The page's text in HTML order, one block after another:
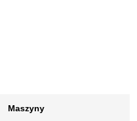
Maszyny